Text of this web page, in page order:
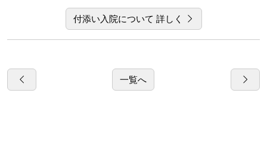
付添い入院について 詳しく
一覧へ